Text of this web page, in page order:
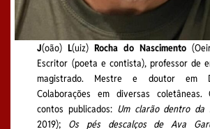
J(oão) L(uiz) Rocha do Nascimento
Escritor (poeta e contista), professor de
magistrado. Mestre e doutor em
Colaborações em diversas
contos publicados: Um clarão dentro da
2019); Os pés descalços de Ava